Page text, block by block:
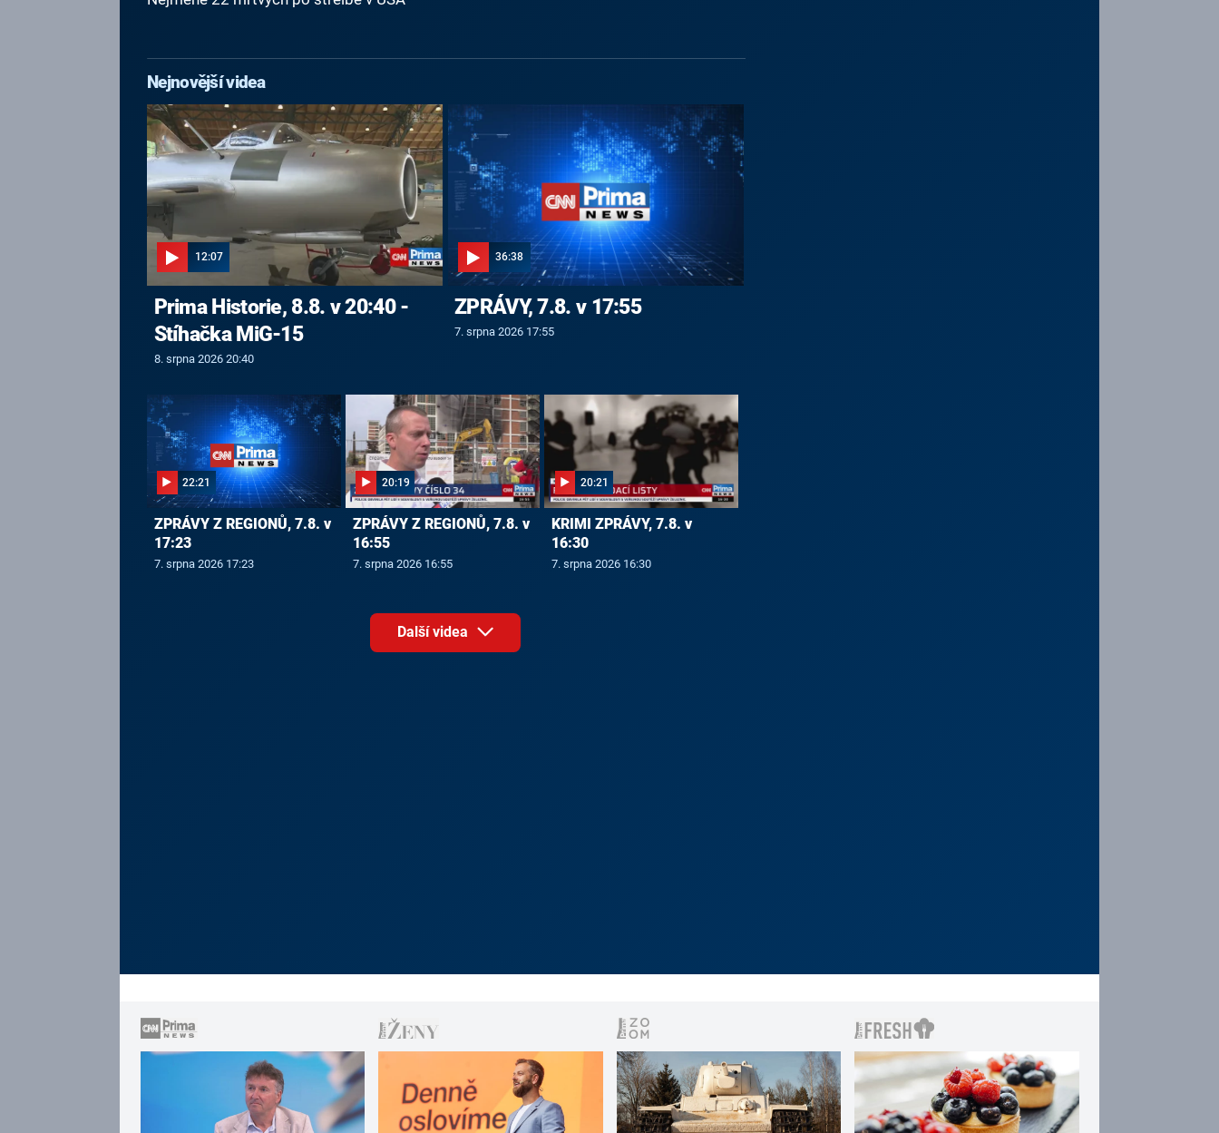
Nejnovější videa
12:07
Prima Historie, 8.8. v 20:40 -
Stíhačka MiG-15
8. srpna 2026 20:40
36:38
ZPRÁVY, 7.8. v 17:55
7. srpna 2026 17:55
22:21
ZPRÁVY Z REGIONŮ, 7.8. v
17:23
7. srpna 2026 17:23
20:19
ZPRÁVY Z REGIONŮ, 7.8. v
16:55
7. srpna 2026 16:55
20:21
KRIMI ZPRÁVY, 7.8. v
16:30
7. srpna 2026 16:30
Další videa